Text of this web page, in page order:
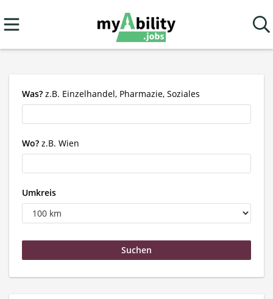
Was? z.B. Einzelhandel, Pharmazie, Soziales
Wo? z.B. Wien
Umkreis